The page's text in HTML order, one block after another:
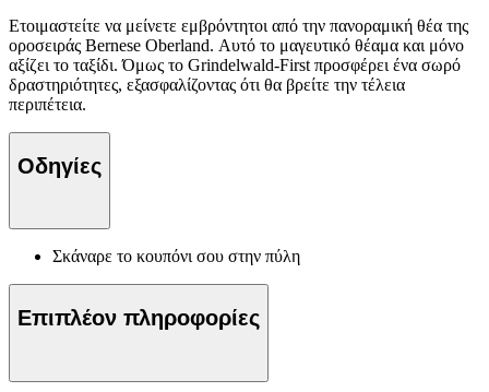
Ετοιμαστείτε να μείνετε εμβρόντητοι από την πανοραμική θέα της
οροσειράς Bernese Oberland. Αυτό το μαγευτικό θέαμα και μόνο
αξίζει το ταξίδι. Όμως το Grindelwald-First προσφέρει ένα σωρό
δραστηριότητες, εξασφαλίζοντας ότι θα βρείτε την τέλεια
περιπέτεια.
Οδηγίες
Σκάναρε το κουπόνι σου στην πύλη
Επιπλέον πληροφορίες